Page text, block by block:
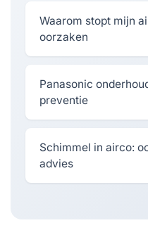
Waarom stopt mijn
oorzaken
Panasonic
preventie
Schimmel in airco:
advies